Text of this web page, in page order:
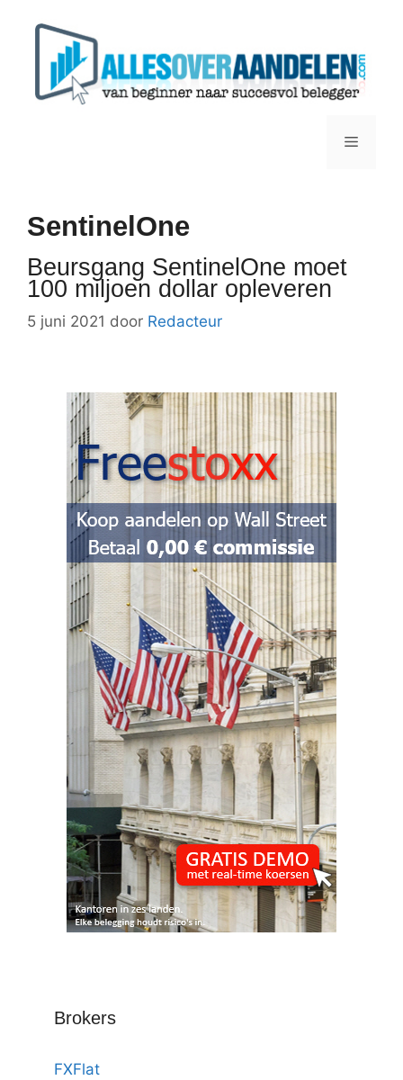
Menu
SentinelOne
Beursgang SentinelOne moet
100 miljoen dollar opleveren
5 juni 2021 door Redacteur
Brokers
FXFlat